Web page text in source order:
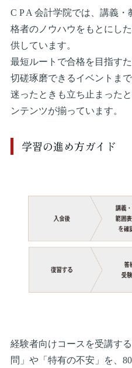
C P A 会計学院では、講義
格者のノウハウをもとにし
供しています。
最短ルートで合格を目指す
切磋琢磨できるイベントまで
迷ったときも立ち止まった
ンテンツが揃っています。
学習の進め方ガイド
経験者向けコースを受講す
問」や「特有の不安」を、